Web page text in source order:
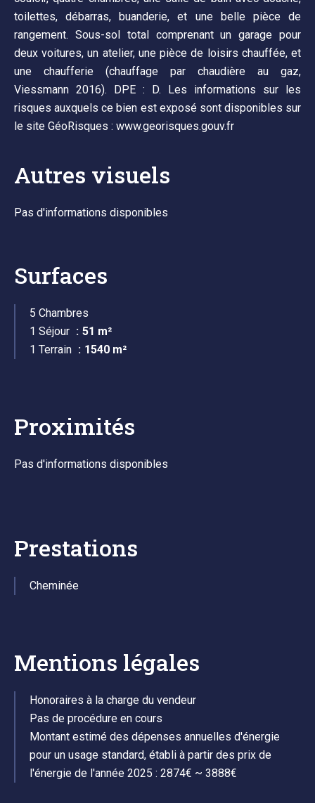
toilettes, débarras, buanderie, et une belle pièce de
rangement. Sous-sol total comprenant un garage pour
deux voitures, un atelier, une pièce de loisirs chauffée, et
une chaufferie (chauffage par chaudière au gaz,
Viessmann 2016). DPE : D. Les informations sur les
risques auxquels ce bien est exposé sont disponibles sur
le site GéoRisques : www.georisques.gouv.fr
Autres visuels
Pas d'informations disponibles
Surfaces
5 Chambres
1 Séjour
51 m²
1 Terrain
1540 m²
Proximités
Pas d'informations disponibles
Prestations
Cheminée
Mentions légales
Honoraires à la charge du vendeur
Pas de procédure en cours
Montant estimé des dépenses annuelles d'énergie
pour un usage standard, établi à partir des prix de
l'énergie de l'année 2025 : 2874€ ~ 3888€